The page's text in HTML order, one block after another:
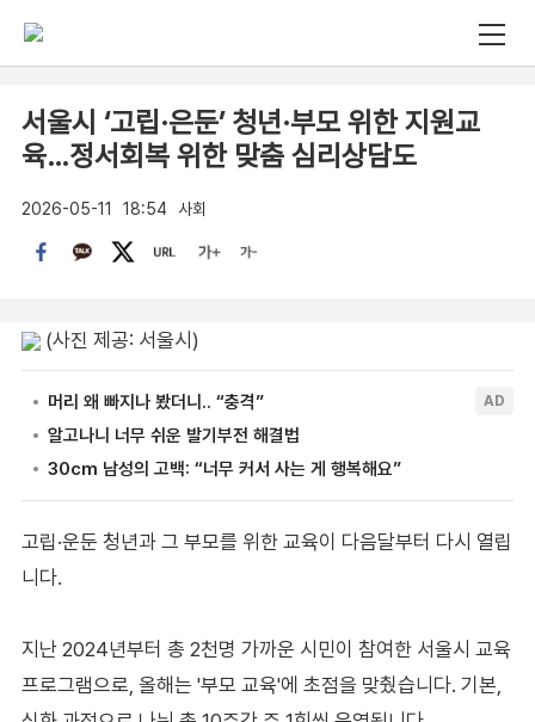
서울시 ‘고립·은둔’ 청년·부모 위한 지원교
육…정서회복 위한 맞춤 심리상담도
2026-05-11 18:54 사회
(사진 제공: 서울시)
고립·운둔 청년과 그 부모를 위한 교육이 다음달부터 다시 열립
니다.
지난 2024년부터 총 2천명 가까운 시민이 참여한 서울시 교육
프로그램으로, 올해는 '부모 교육'에 초점을 맞췄습니다. 기본,